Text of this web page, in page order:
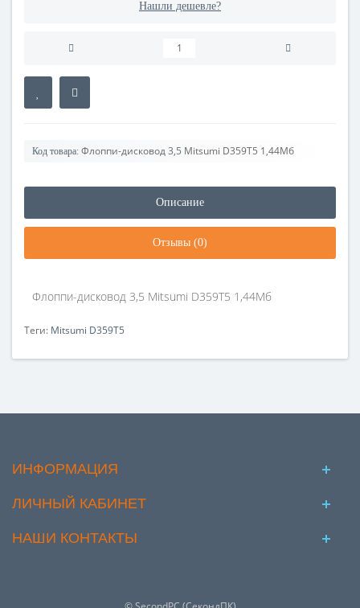
Нашли дешевле?
Код товара: Флоппи-дисковод 3,5 Mitsumi D359T5 1,44Мб
Описание
Отзывы (0)
Флоппи-дисковод 3,5 Mitsumi D359T5 1,44Мб
Теги: Mitsumi D359T5
ИНФОРМАЦИЯ
ЛИЧНЫЙ КАБИНЕТ
НАШИ КОНТАКТЫ